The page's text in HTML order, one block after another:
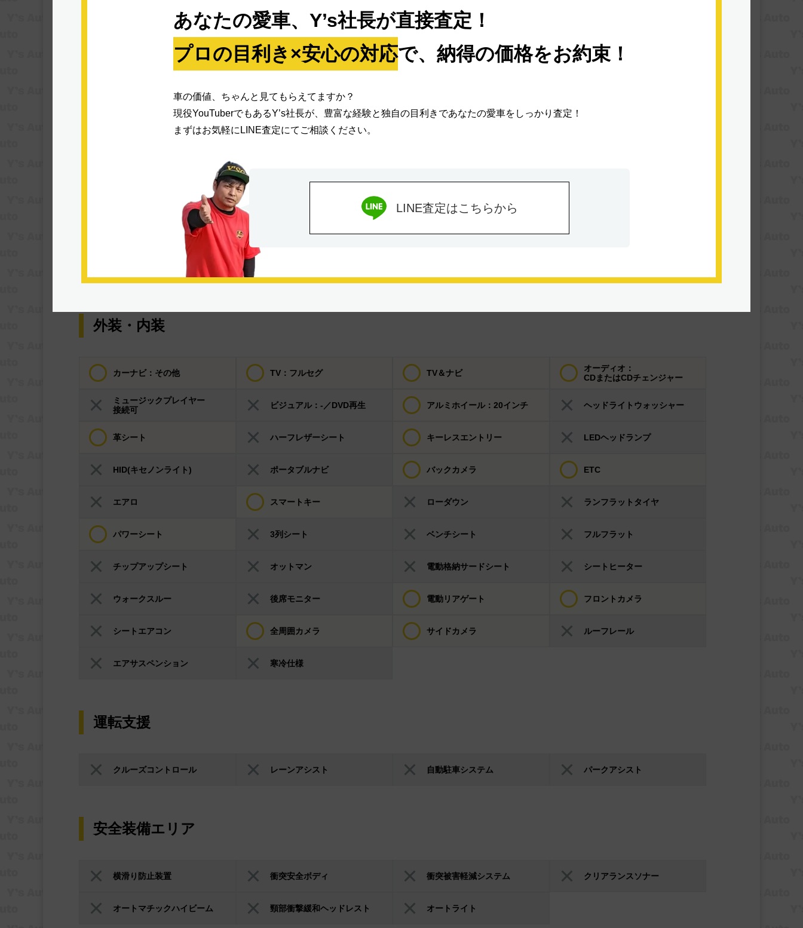
サンルーフ
ドライブレコーダー
センターデフロック
外装・内装
カーナビ：その他 TV：フルセグ TV＆ナビ
オーディオ：
CDまたはCDチェンジャー
ミュージックプレイヤー
接続可
ビジュアル：-／DVD再生 アルミホイール：20インチ ヘッドライトウォッシャー
革シート ハーフレザーシート キーレスエントリー LEDヘッドランプ
HID(キセノンライト) ポータブルナビ バックカメラ ETC
エアロ スマートキー ローダウン ランフラットタイヤ
パワーシート 3列シート ベンチシート フルフラット
チップアップシート オットマン 電動格納サードシート シートヒーター
ウォークスルー 後席モニター 電動リアゲート フロントカメラ
シートエアコン 全周囲カメラ サイドカメラ ルーフレール
エアサスペンション 寒冷仕様
運転支援
クルーズコントロール レーンアシスト 自動駐車システム パークアシスト
安全装備エリア
横滑り防止装置 衝突安全ボディ 衝突被害軽減システム クリアランスソナー
オートマチックハイビーム 頸部衝撃緩和ヘッドレスト オートライト
あなたの愛車、Y’s社長が直接査定！
プロの目利き×安心の対応で、納得の価格をお約束！
車の価値、ちゃんと見てもらえてますか？
現役YouTuberでもあるY’s社長が、豊富な経験と独自の目利きであなたの愛車をしっかり査定！
まずはお気軽にLINE査定にてご相談ください。
LINE査定はこちらから